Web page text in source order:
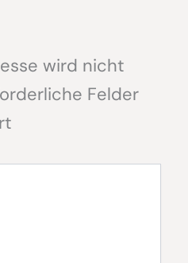
wird nicht
Felder